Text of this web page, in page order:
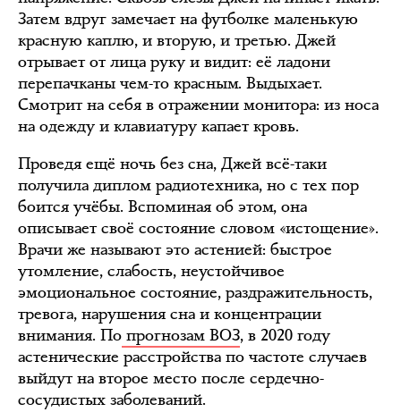
Затем вдруг замечает на футболке маленькую
красную каплю, и вторую, и третью. Джей
отрывает от лица руку и видит: её ладони
перепачканы чем-то красным. Выдыхает.
Смотрит на себя в отражении монитора: из носа
на одежду и клавиатуру капает кровь.
Проведя ещё ночь без сна, Джей всё-таки
получила диплом радиотехника, но с тех пор
боится учёбы. Вспоминая об этом, она
описывает своё состояние словом «истощение».
Врачи же называют это астенией: быстрое
утомление, слабость, неустойчивое
эмоциональное состояние, раздражительность,
тревога, нарушения сна и концентрации
внимания. По прогнозам ВОЗ, в 2020 году
астенические расстройства по частоте случаев
выйдут на второе место после сердечно-
сосудистых заболеваний.